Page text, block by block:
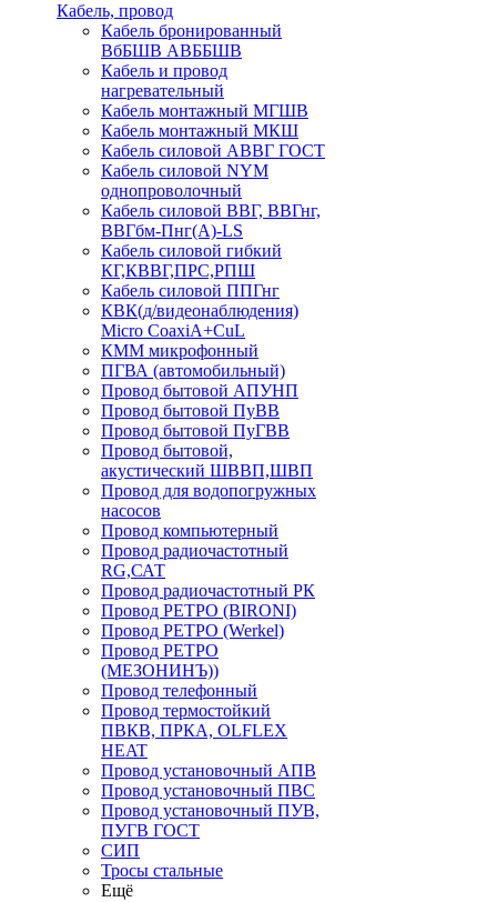
Кабель, провод
Кабель бронированный
ВбБШВ АВББШВ
Кабель и провод
нагревательный
Кабель монтажный МГШВ
Кабель монтажный МКШ
Кабель силовой АВВГ ГОСТ
Кабель силовой NYM
однопроволочный
Кабель силовой ВВГ, ВВГнг,
ВВГбм-Пнг(А)-LS
Кабель силовой гибкий
КГ,КВВГ,ПРС,РПШ
Кабель силовой ППГнг
КВК(д/видеонаблюдения)
Micro CoaxiA+CuL
КММ микрофонный
ПГВА (автомобильный)
Провод бытовой АПУНП
Провод бытовой ПуВВ
Провод бытовой ПуГВВ
Провод бытовой,
акустический ШВВП,ШВП
Провод для водопогружных
насосов
Провод компьютерный
Провод радиочастотный
RG,САТ
Провод радиочастотный РК
Провод РЕТРО (BIRONI)
Провод РЕТРО (Werkel)
Провод РЕТРО
(МЕЗОНИНЪ))
Провод телефонный
Провод термостойкий
ПВКВ, ПРКА, OLFLEX
HEAT
Провод установочный АПВ
Провод установочный ПВС
Провод установочный ПУВ,
ПУГВ ГОСТ
СИП
Тросы стальные
Ещё